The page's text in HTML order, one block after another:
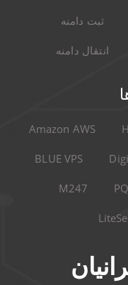
ثبت دامنه
انتقال دامنه
Amazon AWS
BLUE VPS
M247